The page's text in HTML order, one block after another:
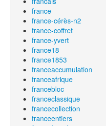
france
france-cérès-n2
france-coffret
france-yvert
france18
france1853
franceaccumulation
franceafrique
francebloc
franceclassique
francecollection
franceentiers